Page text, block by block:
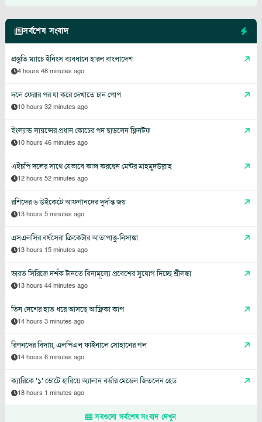
সর্বশেষ সংবাদ
প্রস্তুতি ম্যাচে ইনিংস ব্যবধানে হারল বাংলাদেশ
4 hours 48 minutes ago
দলে ফেরার পর যা করে দেখাতে চান পোপ
10 hours 32 minutes ago
ইংল্যান্ড লায়ন্সের প্রধান কোচের পদ ছাড়লেন ফ্লিনটফ
10 hours 46 minutes ago
এইচপি দলের সাথে যেভাবে কাজ করছেন মেন্টর মাহমুদউল্লাহ
12 hours 52 minutes ago
রশিদের ৬ উইকেটে আফগানদের দুর্দান্ত জয়
13 hours 5 minutes ago
এসএলসির বর্ষসেরা ক্রিকেটার আতাপাত্তু-নিসাঙ্কা
13 hours 15 minutes ago
ভারত সিরিজে দর্শক টানতে বিনামূল্যে প্রবেশের সুযোগ দিচ্ছে শ্রীলঙ্কা
13 hours 44 minutes ago
তিন দেশের হাত ধরে আসছে আফ্রিকা কাপ
14 hours 3 minutes ago
রিপনদের বিদায়, এলপিএল ফাইনালে সোহানের গল
14 hours 6 minutes ago
ক্যারিকে ‘১’ ভোটে হারিয়ে অ্যালান বর্ডার মেডেল জিতলেন হেড
18 hours 1 minutes ago
সবগুলো সর্বশেষ সংবাদ দেখুন